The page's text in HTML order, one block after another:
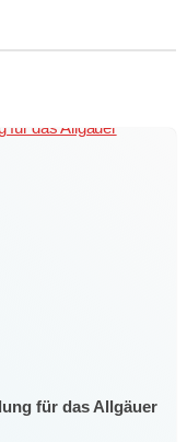
für das Allgäuer